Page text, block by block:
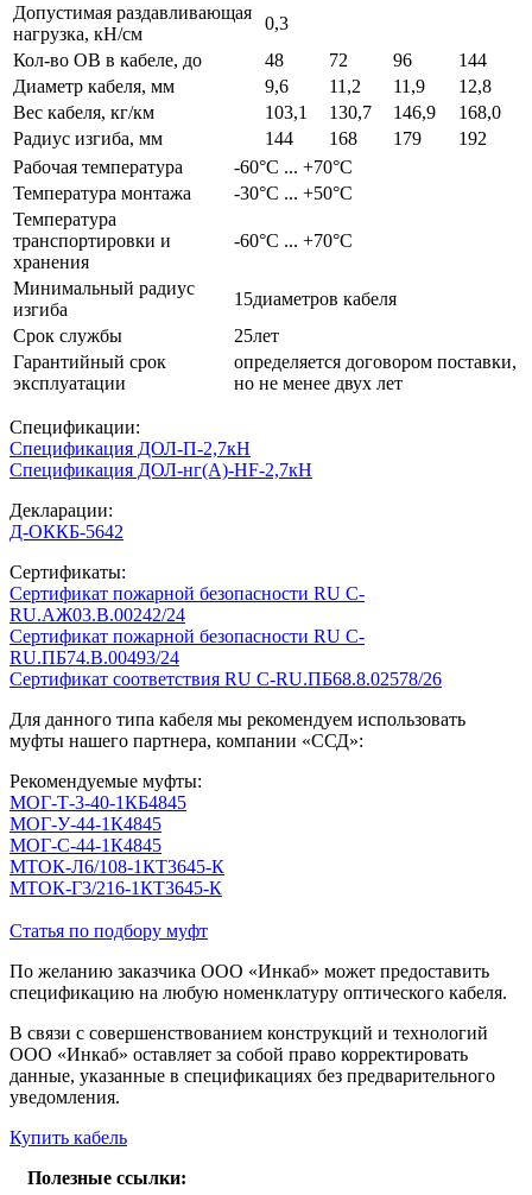
Допустимая раздавливающая
нагрузка, кН/см
0,3
Кол-во ОВ в кабеле, до
48 72 96
144
Диаметр кабеля, мм
9,6 11,2 11,9
12,8
Вес кабеля, кг/км
103,1 130,7 146,9
168,0
Радиус изгиба, мм
144 168 179
192
Рабочая температура
-60°C ... +70°C
Температура монтажа
-30°C ... +50°C
Температура
транспортировки и
хранения
-60°C ... +70°C
Минимальный радиус
изгиба
15диаметров кабеля
Срок службы
25лет
Гарантийный срок
эксплуатации
определяется договором поставки,
но не менее двух лет
Спецификации:
Спецификация ДОЛ-П-2,7кН
Спецификация ДОЛ-нг(А)-HF-2,7кН
Декларации:
Д-ОККБ-5642
Сертификаты:
Сертификат пожарной безопасности RU C-
RU.АЖ03.В.00242/24
Сертификат пожарной безопасности RU С-
RU.ПБ74.В.00493/24
Сертификат соответствия RU C-RU.ПБ68.8.02578/26
Для данного типа кабеля мы рекомендуем использовать
муфты нашего партнера, компании «ССД»:
Рекомендуемые муфты:
МОГ-Т-3-40-1КБ4845
МОГ-У-44-1К4845
МОГ-С-44-1К4845
МТОК-Л6/108-1КТ3645-К
МТОК-Г3/216-1КТ3645-К
Статья по подбору муфт
По желанию заказчика ООО «Инкаб» может предоставить
спецификацию на любую номенклатуру оптического кабеля.
В связи с совершенствованием конструкций и технологий
ООО «Инкаб» оставляет за собой право корректировать
данные, указанные в спецификациях без предварительного
уведомления.
Купить кабель
Полезные ссылки: